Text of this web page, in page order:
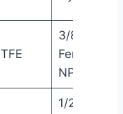
TFE
3/8″
Female
NPT
1/2″